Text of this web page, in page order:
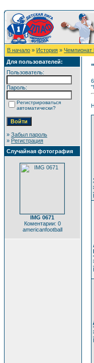
В начало » История » Чемпионат
Для пользователей:
Пользователь:
Пароль:
Регистрироваться
автоматически?
» Забыл пароль
» Регистрация
Случайная фотография
IMG 0671
Коментарии: 0
americanfootball
.